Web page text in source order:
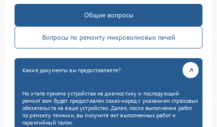
Общие вопросы
Вопросы по ремонту микроволновых печей
Какие документы вы предоставляете?
На этапе приема устройства на диагностику и последующий
ремонт вам будет предоставлен заказ-наряд с указанием страховых
обязательств на ваше устройство. Далее, после выполнения работ
по ремонту техники, вы получите акт выполненных работ и
гарантийный талон.